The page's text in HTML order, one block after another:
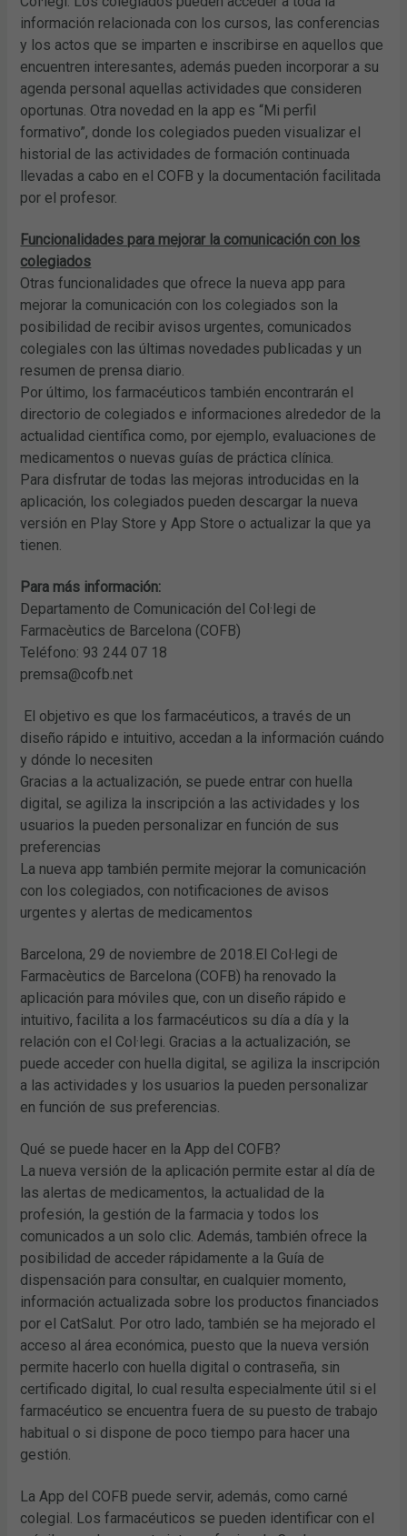
información relacionada con los cursos, las conferencias
y los actos que se imparten e inscribirse en aquellos que
encuentren interesantes, además pueden incorporar a su
agenda personal aquellas actividades que consideren
oportunas. Otra novedad en la app es “Mi perfil
formativo”, donde los colegiados pueden visualizar el
historial de las actividades de formación continuada
llevadas a cabo en el COFB y la documentación facilitada
por el profesor.
Funcionalidades para mejorar la comunicación con los
colegiados
Otras funcionalidades que ofrece la nueva app para
mejorar la comunicación con los colegiados son la
posibilidad de recibir avisos urgentes, comunicados
colegiales con las últimas novedades publicadas y un
resumen de prensa diario.
Por último, los farmacéuticos también encontrarán el
directorio de colegiados e informaciones alrededor de la
actualidad científica como, por ejemplo, evaluaciones de
medicamentos o nuevas guías de práctica clínica.
Para disfrutar de todas las mejoras introducidas en la
aplicación, los colegiados pueden descargar la nueva
versión en Play Store y App Store o actualizar la que ya
tienen.
Para más información:
Departamento de Comunicación del Col·legi de
Farmacèutics de Barcelona (COFB)
Teléfono: 93 244 07 18
premsa@cofb.net
El objetivo es que los farmacéuticos, a través de un
diseño rápido e intuitivo, accedan a la información cuándo
y dónde lo necesiten
Gracias a la actualización, se puede entrar con huella
digital, se agiliza la inscripción a las actividades y los
usuarios la pueden personalizar en función de sus
preferencias
La nueva app también permite mejorar la comunicación
con los colegiados, con notificaciones de avisos
urgentes y alertas de medicamentos
Barcelona, 29 de noviembre de 2018.El Col·legi de
Farmacèutics de Barcelona (COFB) ha renovado la
aplicación para móviles que, con un diseño rápido e
intuitivo, facilita a los farmacéuticos su día a día y la
relación con el Col·legi. Gracias a la actualización, se
puede acceder con huella digital, se agiliza la inscripción
a las actividades y los usuarios la pueden personalizar
en función de sus preferencias.
Qué se puede hacer en la App del COFB?
La nueva versión de la aplicación permite estar al día de
las alertas de medicamentos, la actualidad de la
profesión, la gestión de la farmacia y todos los
comunicados a un solo clic. Además, también ofrece la
posibilidad de acceder rápidamente a la Guía de
dispensación para consultar, en cualquier momento,
información actualizada sobre los productos financiados
por el CatSalut. Por otro lado, también se ha mejorado el
acceso al área económica, puesto que la nueva versión
permite hacerlo con huella digital o contraseña, sin
certificado digital, lo cual resulta especialmente útil si el
farmacéutico se encuentra fuera de su puesto de trabajo
habitual o si dispone de poco tiempo para hacer una
gestión.
La App del COFB puede servir, además, como carné
colegial. Los farmacéuticos se pueden identificar con el